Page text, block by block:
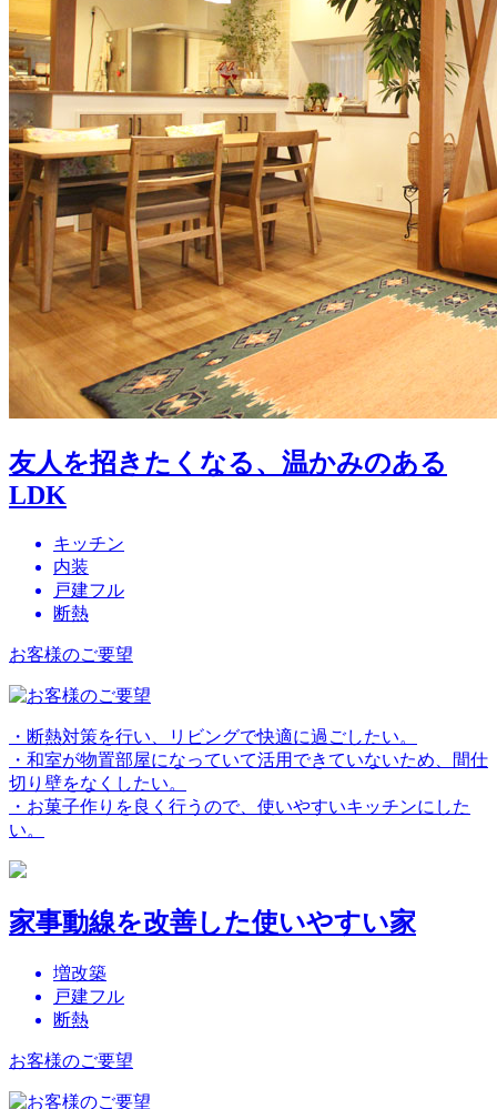
友人を招きたくなる、温かみのある
LDK
キッチン
内装
戸建フル
断熱
お客様のご要望
・断熱対策を行い、リビングで快適に過ごしたい。
・和室が物置部屋になっていて活用できていないため、間仕
切り壁をなくしたい。
・お菓子作りを良く行うので、使いやすいキッチンにした
い。
家事動線を改善した使いやすい家
増改築
戸建フル
断熱
お客様のご要望